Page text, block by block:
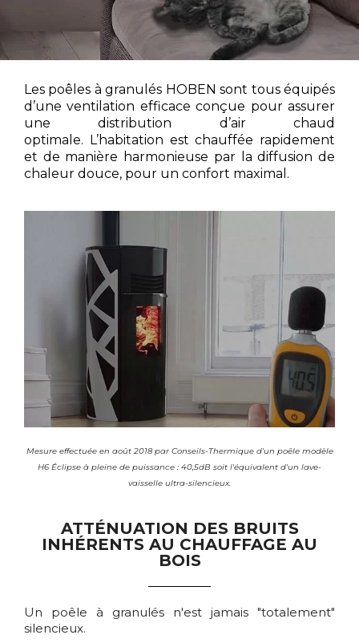
Les poêles à granulés HOBEN sont tous équipés
d’une ventilation efficace conçue pour assurer
une distribution d’air chaud
optimale. L’habitation est chauffée rapidement
et de manière harmonieuse par la diffusion de
chaleur douce, pour un confort maximal.
Mesure effectuée en août 2018 par Conseils-Thermique d'un poêle modèle
H6 Éclipse à pleine de puissance : 40,5dB soit l'équivalent d'un lave-
vaisselle ultra-silencieux.
ATTÉNUATION DES BRUITS
INHÉRENTS AU CHAUFFAGE AU
BOIS
Un poêle à granulés n'est jamais "totalement"
silencieux.